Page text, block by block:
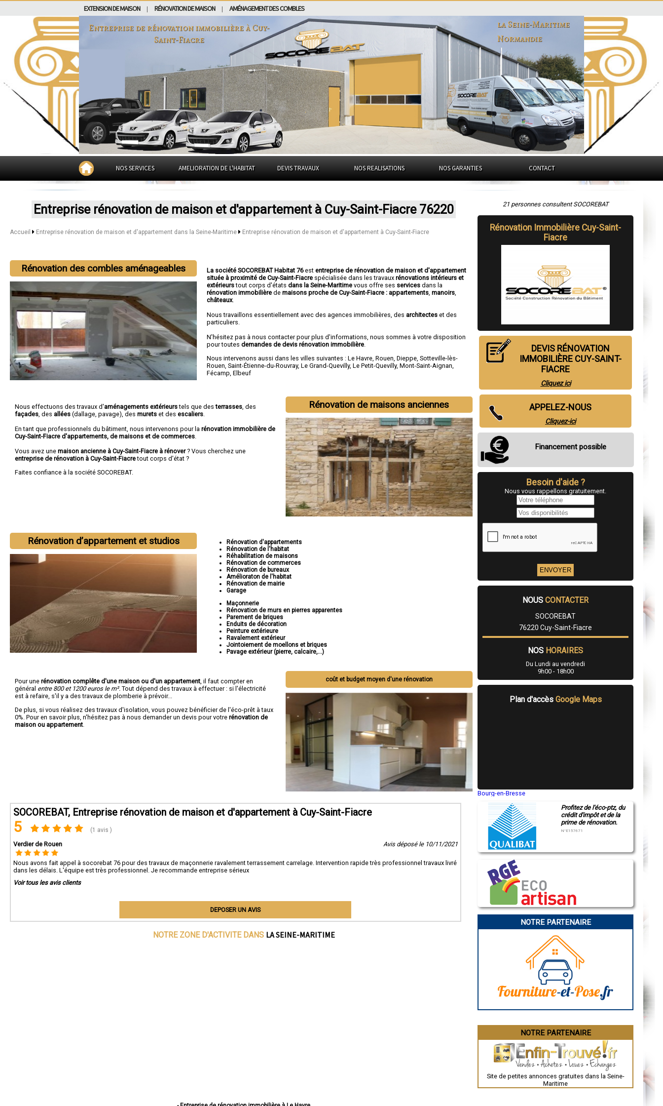
EXTENSION DE MAISON RÉNOVATION DE MAISON AMÉNAGEMENT DES COMBLES
Entreprise de rénovation immobilière àCuy-
Saint-Fiacre
la Seine-Maritime
Normandie
NOS SERVICES AMELIORATION DE L'HABITAT DEVIS TRAVAUX NOS REALISATIONS NOS GARANTIES CONTACT
Entreprise rénovation de maison et d'appartement à Cuy-Saint-Fiacre 76220
Accueil Entreprise rénovation de maison et d'appartement dans la Seine-Maritime Entreprise rénovation de maison et d'appartement à Cuy-Saint-Fiacre
Rénovation des combles aménageables La société SOCOREBAT Habitat 76estentreprise de rénovation de maison et d'appartement
située à proximité de Cuy-Saint-Fiacre spécialisée dans les travauxrénovations intérieurs et
extérieurstout corps d'états dans la Seine-Maritimevous offre ses services dans la
rénovation immobilière demaisons proche de Cuy-Saint-Fiacre : appartements ,manoirs
châteaux.
Nous travaillons essentiellement avec des agences immobilières, des architectes et des
particuliers.
N'hésitez pas à nous contacter pour plus d'informations, nous sommes à votre disposition
pour toutesdemandes de devis rénovation immobilière
Nous intervenons aussi dans les villes suivantes :Le Havre ,Rouen ,Dieppe ,Sotteville-lès-
Rouen ,Saint-Étienne-du-Rouvray,Le Grand-Quevilly,Le Petit-Quevilly,Mont-Saint-Aignan
Fécamp ,Elbeuf
Rénovation de maisons anciennes
Nous effectuons des travaux d'aménagements extérieurstels que desterrasses , des
façades , des allées (dallage, pavage), des murets et des escaliers
En tant que professionnels du bâtiment, nous intervenons pour la rénovation immobilière de
Cuy-Saint-Fiacre d'appartements, de maisons et de commerces
Vous avez une maison ancienne à Cuy-Saint-Fiacre à rénover? Vous cherchez une
entreprise de rénovation à Cuy-Saint-Fiacretout corps d'état ?
Faites confiance à la société SOCOREBAT.
Rénovation d’appartement et studios
Rénovation d'appartements
Rénovation de l'habitat
Réhabilitation de maisons
Rénovation de commerces
Rénovation de bureaux
Amélioraton de l'habitat
Rénovation de mairie
Garage
Maçonnerie
Rénovation de murs en pierres apparentes
Parement de briques
Enduits de décoration
Peinture extérieure
Ravalement extérieur
Jointoiement de moellons et briques
Pavage extérieur (pierre, calcaire,...)
coût et budget moyen d'une rénovation
Pour une rénovation complête d'une maison ou d'un appartement , il faut compter en
général entre 800 et 1200 euros le m². Tout dépend des travaux à effectuer : si l'électricité
est à refaire, s'il y a des travaux de plomberie à prévoir...
De plus, si vous réalisez des travaux d'isolation, vous pouvez bénéficier de l'éco-prêt à taux
0%. Pour en savoir plus, n'hésitez pas à nous demander un devis pour votre rénovation de
maison ou appartement
SOCOREBAT, Entreprise rénovation de maison et d'appartement à Cuy-Saint-Fiacre
5 (1 avis )
Verdier de Rouen Avis déposé le 10/11/2021
Nous avons fait appel à socorebat 76 pour des travaux de maçonnerie ravalement terrassement carrelage. Intervention rapide très professionnel travaux livré
dans les délais. L'équipe est très professionnel. Je recommande entreprise sérieux
Voir tous les avis clients
DEPOSER UN AVIS
NOTRE ZONE D'ACTIVITE DANS LA SEINE-MARITIME
21 personnes consultent SOCOREBAT
Rénovation Immobilière Cuy-Saint-
Fiacre
DEVIS RÉNOVATION
IMMOBILIÈRE CUY-SAINT-
FIACRE
Cliquez ici
APPELEZ-NOUS
Cliquez-ici
Financement possible
Besoin d'aide ?
Nous vous rappellons gratuitement.
NOUS CONTACTER
SOCOREBAT
76220 Cuy-Saint-Fiacre
NOS HORAIRES
Du Lundi au vendredi
9h00 - 18h00
Plan d'accès Google Maps
Bourg-en-Bresse
Montluçon
Manosque
Gap
Charleville-Mézières
Pamiers
Narbonne
Rodez
Marseille
Caen
Angoulême
La Rochelle
Brive-la-Gaillarde
Chartres
Toulouse
Châteauroux
Grenoble
Mont-de-Marsan
Saint-Étienne
Profitez de l'éco-ptz, du
crédit d'impôt et de la
prime de rénovation.
N°E157671
NOTRE PARTENAIRE
NOTRE PARTENAIRE
Site de petites annonces gratuites dans la Seine-
Maritime